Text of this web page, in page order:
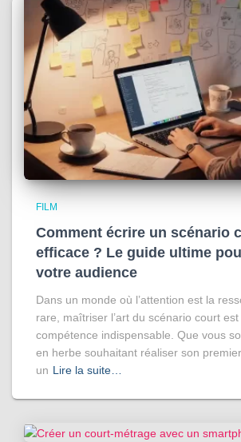
FILM
Comment écrire un scénario
efficace ? Le guide ultime
votre audience
Dans un monde où l’attention est la
rare, maîtriser l’art du scénario court
compétence indispensable. Que vous
en herbe souhaitant réaliser son
un Lire la suite…